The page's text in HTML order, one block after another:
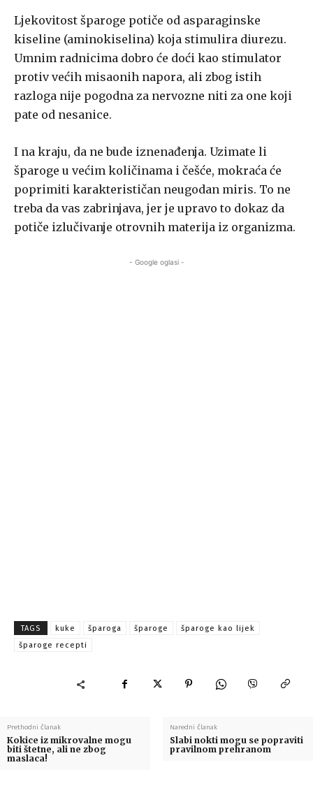
Ljekovitost šparoge potiče od asparaginske
kiseline (aminokiselina) koja stimulira diurezu.
Umnim radnicima dobro će doći kao stimulator
protiv većih misaonih napora, ali zbog istih
razloga nije pogodna za nervozne niti za one koji
pate od nesanice.
I na kraju, da ne bude iznenađenja. Uzimate li
šparoge u većim količinama i češće, mokraća će
poprimiti karakterističan neugodan miris. To ne
treba da vas zabrinjava, jer je upravo to dokaz da
potiče izlučivanje otrovnih materija iz organizma.
- Google oglasi -
TAGS kuke šparoga šparoge
šparoge kao lijek
šparoge recepti
Prethodni članak
Kokice iz mikrovalne mogu
biti štetne, ali ne zbog
maslaca!
Naredni članak
Slabi nokti mogu se popraviti
pravilnom prehranom